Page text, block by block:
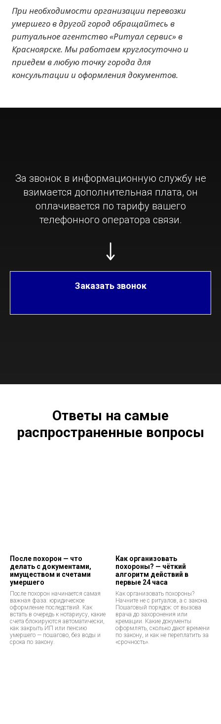
При необходимости организации перевозки
умершего в другой город обращайтесь в
ритуальное агентство «Ритуал сервис» в
Красноярске. Мы работаем круглосуточно и
приедем в любую точку города для
консультации и оформления документов.
За звонок в информационную службу не
взимается дополнительная плата, он
оплачивается по тарифу вашего
телефонного оператора связи.
Заказать звонок
Ответы на самые
распространенные вопросы
После похорон — что
делать с документами,
имуществом и счетами
умершего
После похорон начинается самая
важная фаза: юридическое
оформление последствий. Как
встать в очередь к нотариусу, какие
счета блокируются автоматически,
как закрыть ИП или пенсию
умершего — пошагово, без воды и
срока по закону.
Как организовать
похороны? — чёткий
алгоритм действий в
первые 24 часа
Как организовать похороны?
Начните не с ритуалов, а с закона.
Пошаговый порядок: от вызова
врача до захоронения или
кремации. Какие документы
оформлять, сколько дают времени
по закону, и как не переплатить за
«срочность».